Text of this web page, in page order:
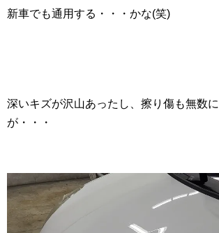
新車でも通用する・・・かな(笑)
深いキズが沢山あったし、擦り傷も無数
が・・・